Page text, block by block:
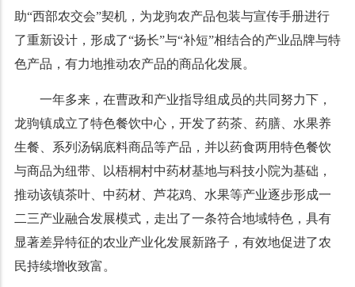
助“西部农交会”契机，为龙驹农产品包装与宣传手册进行
了重新设计，形成了“扬长”与“补短”相结合的产业品牌与特
色产品，有力地推动农产品的商品化发展。
一年多来，在曹政和产业指导组成员的共同努力下，
龙驹镇成立了特色餐饮中心，开发了药茶、药膳、水果养
生餐、系列汤锅底料商品等产品，并以药食两用特色餐饮
与商品为纽带、以梧桐村中药材基地与科技小院为基础，
推动该镇茶叶、中药材、芦花鸡、水果等产业逐步形成一
二三产业融合发展模式，走出了一条符合地域特色，具有
显著差异特征的农业产业化发展新路子，有效地促进了农
民持续增收致富。